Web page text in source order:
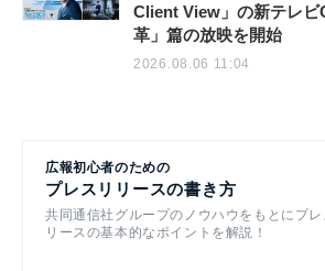
Client View」の新テレビ
革」篇の放映を開始
2026.08.06 11:04
広報初心者のための
プレスリリースの書き方
共同通信社グループのノウハウをもとにプレ
リースの基本的なポイントを解説！